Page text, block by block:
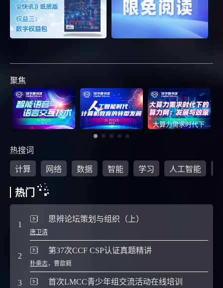
聚焦
大算力需求时代下的算力网：发展与政策
热搜词
计算 网络 数据 智能 学习 人工智能
热门
1
思辨论坛策划与组织（上）
唐卫清
2
第37次CCF CSP认证真题精讲
朴乘志， 曹歆蕤
3 首次LMCC青少年组交流活动在线培训